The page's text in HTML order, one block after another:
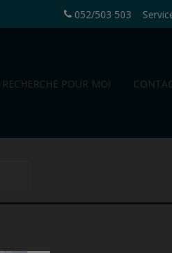
052/503 503
RECHERCHE POUR MOI